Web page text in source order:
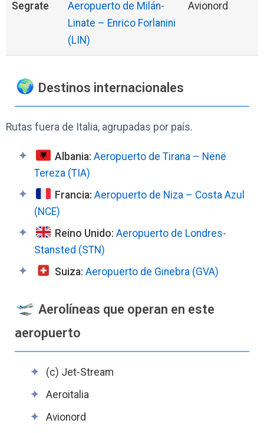
Segrate
Aeropuerto de Milán-
Linate – Enrico Forlanini
(LIN)
Avionord
Destinos internacionales
Rutas fuera de Italia, agrupadas por país.
Albania: Aeropuerto de Tirana – Nënë
Tereza (TIA)
Francia: Aeropuerto de Niza – Costa Azul
(NCE)
Reino Unido: Aeropuerto de Londres-
Stansted (STN)
Suiza: Aeropuerto de Ginebra (GVA)
Aerolíneas que operan en este
aeropuerto
(c) Jet-Stream
Aeroitalia
Avionord